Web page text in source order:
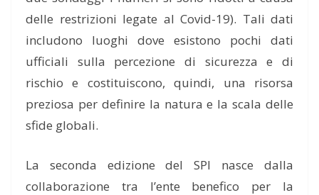
delle restrizioni legate al Covid-19). Tali dati
includono luoghi dove esistono pochi dati
ufficiali sulla percezione di sicurezza e di
rischio e costituiscono, quindi, una risorsa
preziosa per definire la natura e la scala delle
sfide globali.
La seconda edizione del SPI nasce dalla
collaborazione tra l’ente benefico per la